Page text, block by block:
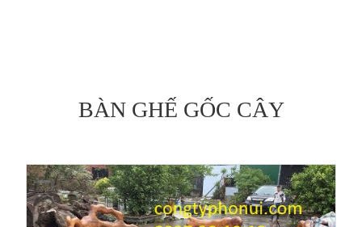
BÀN GHẾ GỐC CÂY